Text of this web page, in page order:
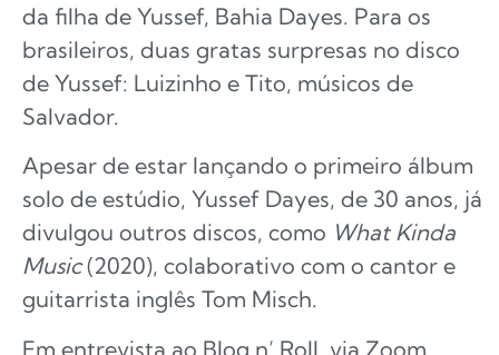
da filha de Yussef, Bahia Dayes. Para os
brasileiros, duas gratas surpresas no disco
de Yussef: Luizinho e Tito, músicos de
Salvador.
Apesar de estar lançando o primeiro álbum
solo de estúdio, Yussef Dayes, de 30 anos, já
divulgou outros discos, como What Kinda
Music(2020), colaborativo com o cantor e
guitarrista inglês Tom Misch.
Em entrevista ao Blog n’ Roll, via Zoom,